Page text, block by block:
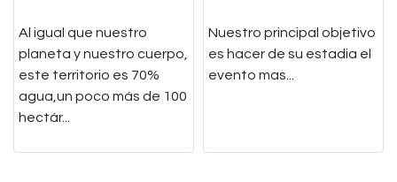
Al igual que nuestro
planeta y nuestro cuerpo,
este territorio es 70%
agua,un poco más de 100
hectár...
Nuestro principal objetivo
es hacer de su estadia el
evento mas...